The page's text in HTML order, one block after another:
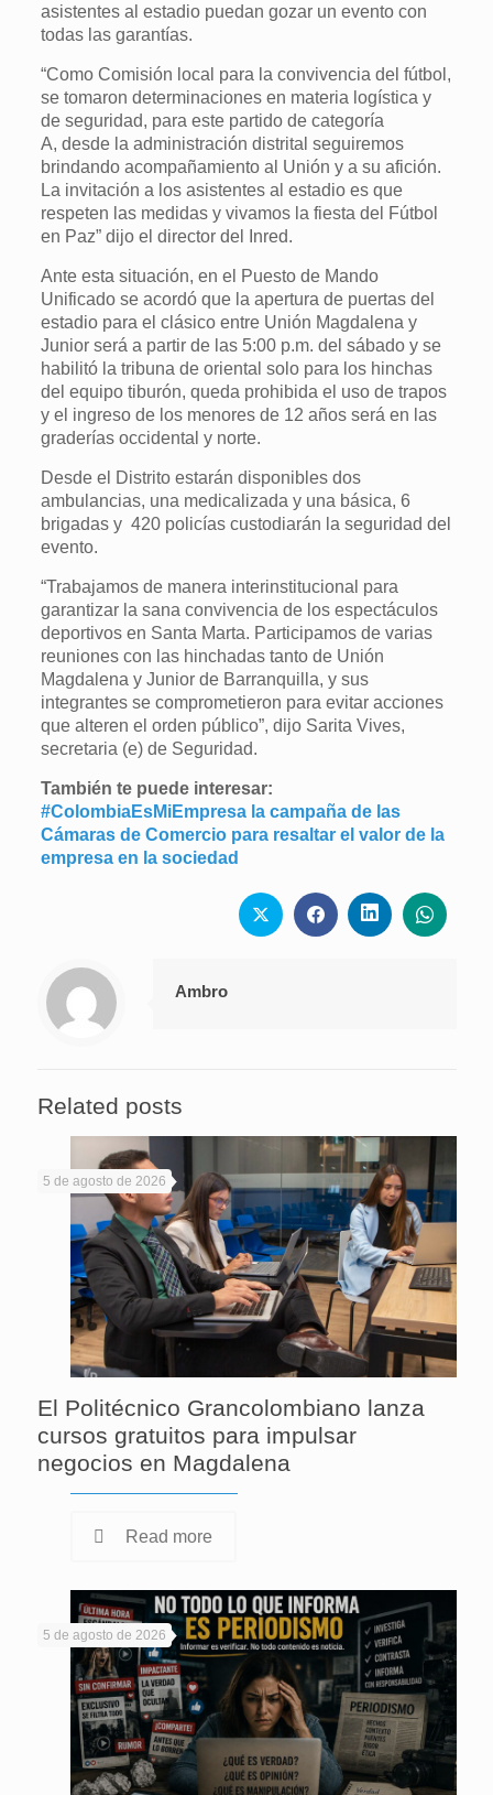
asistentes al estadio puedan gozar un evento con
todas las garantías.
“Como Comisión local para la convivencia del fútbol,
se tomaron determinaciones en materia logística y
de seguridad, para este partido de categoría
A, desde la administración distrital seguiremos
brindando acompañamiento al Unión y a su afición.
La invitación a los asistentes al estadio es que
respeten las medidas y vivamos la fiesta del Fútbol
en Paz” dijo el director del Inred.
Ante esta situación, en el Puesto de Mando
Unificado se acordó que la apertura de puertas del
estadio para el clásico entre Unión Magdalena y
Junior será a partir de las 5:00 p.m. del sábado y se
habilitó la tribuna de oriental solo para los hinchas
del equipo tiburón, queda prohibida el uso de trapos
y el ingreso de los menores de 12 años será en las
graderías occidental y norte.
Desde el Distrito estarán disponibles dos
ambulancias, una medicalizada y una básica, 6
brigadas y 420 policías custodiarán la seguridad del
evento.
“Trabajamos de manera interinstitucional para
garantizar la sana convivencia de los espectáculos
deportivos en Santa Marta. Participamos de varias
reuniones con las hinchadas tanto de Unión
Magdalena y Junior de Barranquilla, y sus
integrantes se comprometieron para evitar acciones
que alteren el orden público”, dijo Sarita Vives,
secretaria (e) de Seguridad.
También te puede interesar:
#ColombiaEsMiEmpresa la campaña de las
Cámaras de Comercio para resaltar el valor de la
empresa en la sociedad
Ambro
Related posts
5 de agosto de 2026
El Politécnico Grancolombiano lanza
cursos gratuitos para impulsar
negocios en Magdalena
Read more
5 de agosto de 2026